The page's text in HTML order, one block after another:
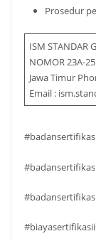
Prosedur
ISM STANDAR
NOMOR 23A-
Jawa Timur
Email :